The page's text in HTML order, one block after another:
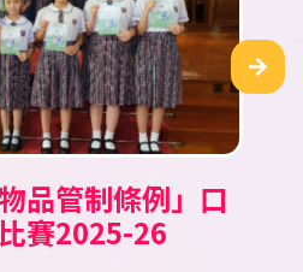
品管制條例」口
賽2025-26
2026
歷史人物」小學
比賽
盃田徑錦標賽
服親子設計比賽
足球邀請賽
球邀請賽2026
花卉展覽（花
繪畫比賽
分齡賽2026 (一)
童及少年田徑賽
足球賽 2025/26
2026）「閃耀
獎學金頒獎典禮
最值得表揚學生
十九屆數學奧林
2025
十九屆數學奧林
舊城@中西區公
學數學挑戰賽